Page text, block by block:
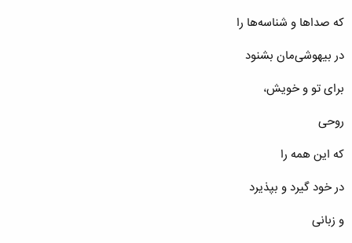
که صداها و شناسه‌ها را
در بيهوشی‌مان بشنود
برای تو و خويش،
روحی
که اين همه را
در خود گيرد و بپذيرد
و زبانی